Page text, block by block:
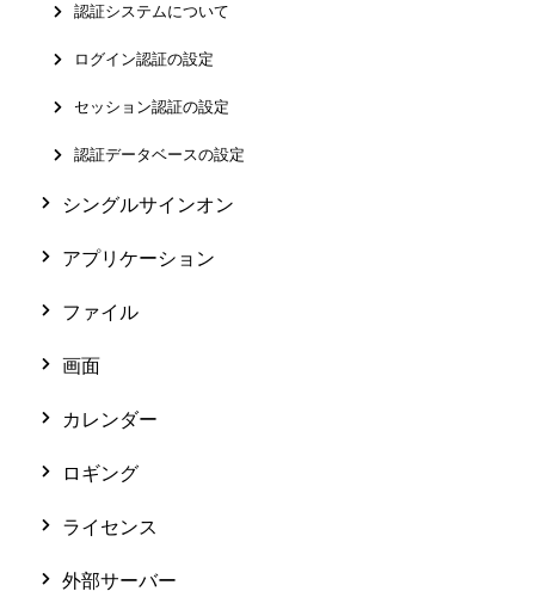
認証システムについて
ログイン認証の設定
セッション認証の設定
認証データベースの設定
シングルサインオン
アプリケーション
ファイル
画面
カレンダー
ロギング
ライセンス
外部サーバー